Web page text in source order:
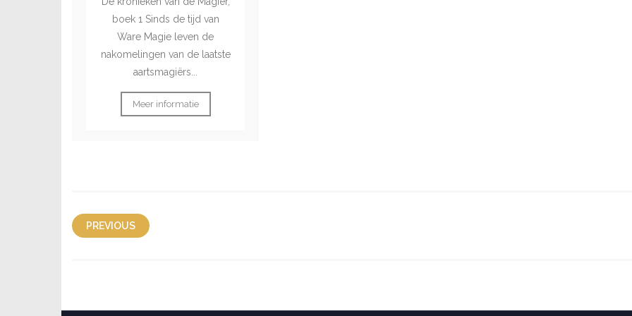
boek 1 Sinds de tijd van
Ware Magie leven de
nakomelingen van de laatste
aartsmagiërs...
Meer informatie
PREVIOUS